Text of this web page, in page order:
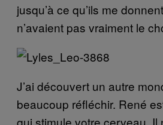
jusqu’à ce qu’ils me
n’avaient pas vraiment le
J’ai découvert un autre
beaucoup réfléchir. René
qui stimule votre cerveau. Il